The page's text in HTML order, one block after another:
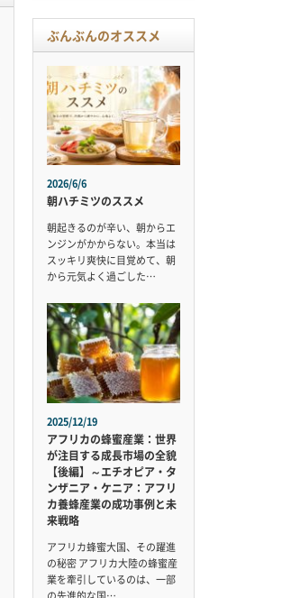
ぶんぶんのオススメ
2026/6/6
朝ハチミツのススメ
朝起きるのが辛い、朝からエ
ンジンがかからない。本当は
スッキリ爽快に目覚めて、朝
から元気よく過ごした…
2025/12/19
アフリカの蜂蜜産業：世界
が注目する成長市場の全貌
【後編】～エチオピア・タ
ンザニア・ケニア：アフリ
カ養蜂産業の成功事例と未
来戦略
アフリカ蜂蜜大国、その躍進
の秘密 アフリカ大陸の蜂蜜産
業を牽引しているのは、一部